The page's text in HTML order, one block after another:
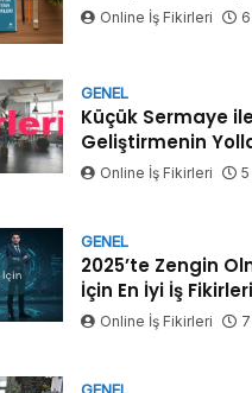
Online İş Fikirleri
GENEL
Küçük Sermaye
Geliştirmenin
Online İş Fikirleri
GENEL
2025’te Zengin
İçin En İyi İş
Online İş Fikirleri
GENEL